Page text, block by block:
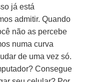
já está
admitir. Quando
não as percebe
numa curva
de uma vez só.
Consegue